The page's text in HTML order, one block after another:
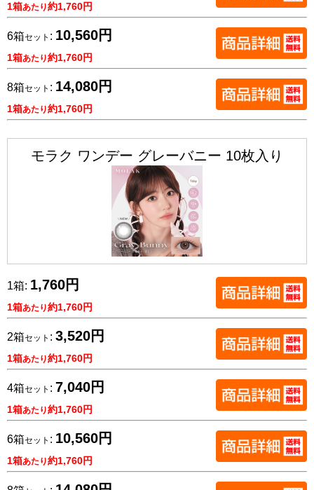
1箱あたり約1,760円
6箱セット : 10,560円
1箱あたり約1,760円
8箱セット : 14,080円
1箱あたり約1,760円
モラク ワンデー グレーバニー 10枚入り
1箱: 1,760円
1箱あたり約1,760円
2箱セット : 3,520円
1箱あたり約1,760円
4箱セット : 7,040円
1箱あたり約1,760円
6箱セット : 10,560円
1箱あたり約1,760円